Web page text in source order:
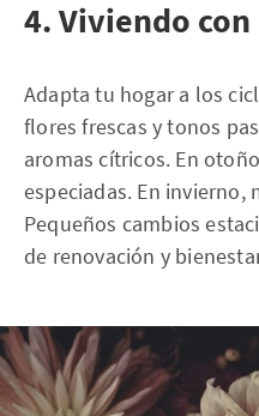
4. Viviendo
Adapta tu hogar a los
flores frescas y tonos
aromas cítricos. En
especiadas. En invierno,
Pequeños cambios
de renovación y